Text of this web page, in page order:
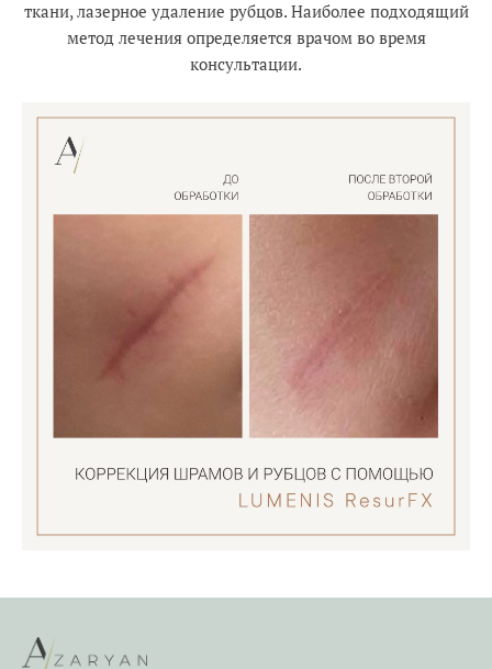
ткани, лазерное удаление рубцов. Наиболее подходящий
метод лечения определяется врачом во время
консультации.